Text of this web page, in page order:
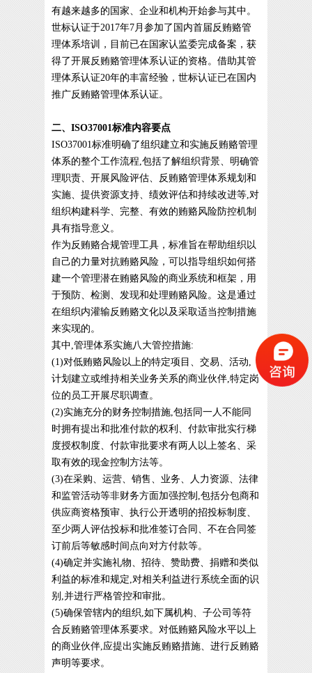
有越来越多的国家、企业和机构开始参与其中。
世标认证于2017年7月参加了国内首届反贿赂管
理体系培训，目前已在国家认监委完成备案，获
得了开展反贿赂管理体系认证的资格。借助其管
理体系认证20年的丰富经验，世标认证已在国内
推广反贿赂管理体系认证。
二、ISO37001标准内容要点
ISO37001标准明确了组织建立和实施反贿赂管理
体系的整个工作流程,包括了解组织背景、明确管
理职责、开展风险评估、反贿赂管理体系规划和
实施、提供资源支持、绩效评估和持续改进等,对
组织构建科学、完整、有效的贿赂风险防控机制
具有指导意义。
作为反贿赂合规管理工具，标准旨在帮助组织以
自己的力量对抗贿赂风险，可以指导组织如何搭
建一个管理潜在贿赂风险的商业系统和框架，用
于预防、检测、发现和处理贿赂风险。这是通过
在组织内灌输反贿赂文化以及采取适当控制措施
来实现的。
其中,管理体系实施八大管控措施:
(1)对低贿赂风险以上的特定项目、交易、活动,
计划建立或维持相关业务关系的商业伙伴,特定岗
位的员工开展尽职调查。
(2)实施充分的财务控制措施,包括同一人不能同
时拥有提出和批准付款的权利、付款审批实行梯
度授权制度、付款审批要求有两人以上签名、采
取有效的现金控制方法等。
(3)在采购、运营、销售、业务、人力资源、法律
和监管活动等非财务方面加强控制,包括分包商和
供应商资格预审、执行公开透明的招投标制度、
至少两人评估投标和批准签订合同、不在合同签
订前后等敏感时间点向对方付款等。
(4)确定并实施礼物、招待、赞助费、捐赠和类似
利益的标准和规定,对相关利益进行系统全面的识
别,并进行严格管控和审批。
(5)确保管辖内的组织,如下属机构、子公司等符
合反贿赂管理体系要求。对低贿赂风险水平以上
的商业伙伴,应提出实施反贿赂措施、进行反贿赂
声明等要求。